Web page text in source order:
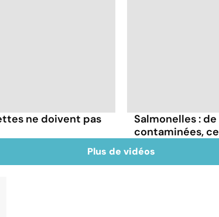
ne doivent pas
Salmonelles :
contaminées,
Plus de vidéos